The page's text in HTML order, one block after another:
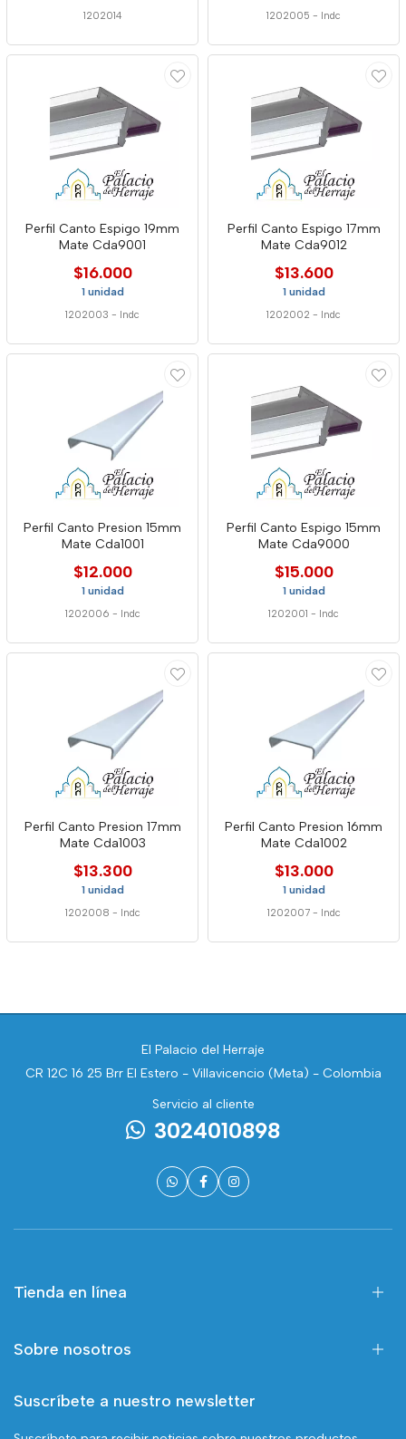
1202014 1202005 - Indc
Perfil Canto Espigo 19mm
Mate Cda9001
$16.000
1 unidad
1202003 - Indc
Perfil Canto Espigo 17mm
Mate Cda9012
$13.600
1 unidad
1202002 - Indc
Perfil Canto Presion 15mm
Mate Cda1001
$12.000
1 unidad
1202006 - Indc
Perfil Canto Espigo 15mm
Mate Cda9000
$15.000
1 unidad
1202001 - Indc
Perfil Canto Presion 17mm
Mate Cda1003
$13.300
1 unidad
1202008 - Indc
Perfil Canto Presion 16mm
Mate Cda1002
$13.000
1 unidad
1202007 - Indc
El Palacio del Herraje
CR 12C 16 25 Brr El Estero - Villavicencio (Meta) - Colombia
Servicio al cliente
3024010898
Tienda en línea
Sobre nosotros
Suscríbete a nuestro newsletter